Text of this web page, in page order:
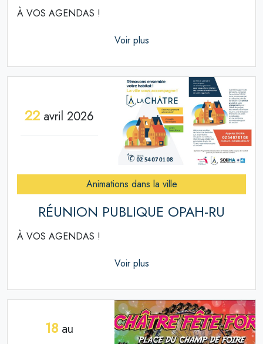
À VOS AGENDAS !
Voir plus
22avril 2026
Animations dans la ville
RÉUNION PUBLIQUE OPAH-RU
À VOS AGENDAS !
Voir plus
18au